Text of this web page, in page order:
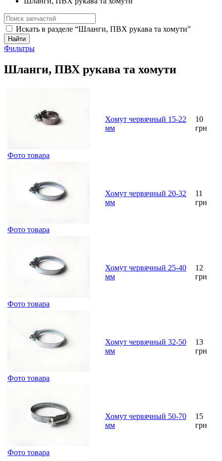
Искать в разделе “Шланги, ПВХ рукава та хомути”
Найти
Фильтры
Шланги, ПВХ рукава та хомути
Фото товара
Хомут червячный 15-22
мм
10
грн
Фото товара
Хомут червячный 20-32
мм
11
грн
Фото товара
Хомут червячный 25-40
мм
12
грн
Фото товара
Хомут червячный 32-50
мм
13
грн
Фото товара
Хомут червячный 50-70
мм
15
грн